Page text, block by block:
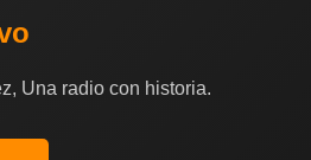
Una radio con historia.